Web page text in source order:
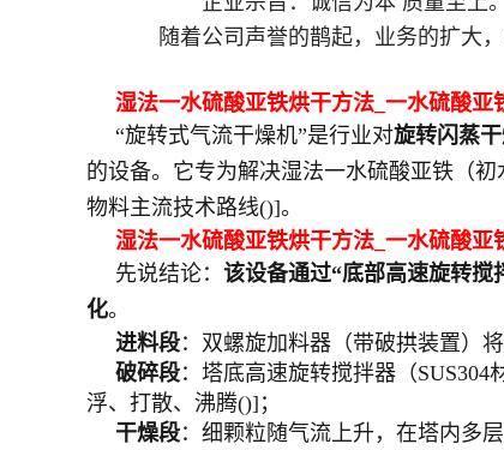
随着公司声誉的鹊起，业务的扩大，
湿法一水硫酸亚铁烘干方法_一水硫酸
“旋转式气流干燥机”是行业对旋转闪蒸干
的设备。它专为解决湿法一水硫酸亚铁（
物料主流技术路线()]。
湿法一水硫酸亚铁烘干方法_一水硫酸
先说结论： 该设备通过“底部高速旋转搅
化。
进料段：双螺旋加料器（带破拱装置）
破碎段：塔底高速旋转搅拌器（
浮、打散、沸腾()]；
干燥段：细颗粒随气流上升，在塔内多